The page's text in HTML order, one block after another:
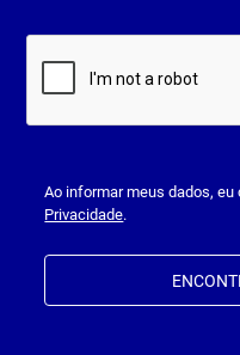
Ao informar meus dados, eu
Privacidade.